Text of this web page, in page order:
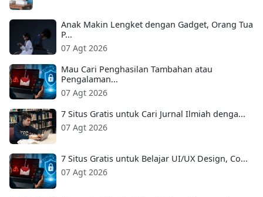
Anak Makin Lengket dengan Gadget, Orang Tua
P...
07 Agt 2026
Mau Cari Penghasilan Tambahan atau
Pengalaman...
07 Agt 2026
7 Situs Gratis untuk Cari Jurnal Ilmiah denga...
07 Agt 2026
7 Situs Gratis untuk Belajar UI/UX Design, Co...
07 Agt 2026